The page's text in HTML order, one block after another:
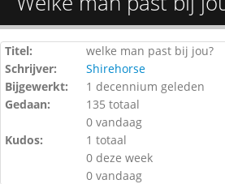
Titel:
welke man past bij jou?
Schrijver:
Shirehorse
Bijgewerkt:
1 decennium geleden
Gedaan:
135 totaal
0 vandaag
Kudos:
1 totaal
0 deze week
0 vandaag